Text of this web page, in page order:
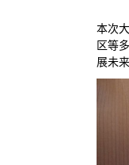
本次
区等
展未来